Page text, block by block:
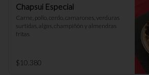
Chapsui Especial
Carne, pollo, cerdo, camarones, verduras
surtidas, algas, champiñón y almendras
fritas
$10.380